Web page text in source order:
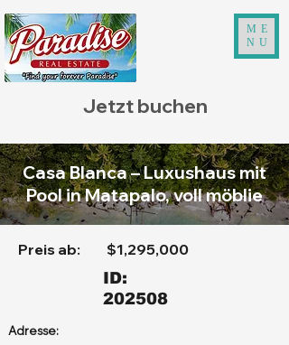
ME
NU
Jetzt buchen
Casa Blanca – Luxushaus mit
Pool in Matapalo, voll möblie
Preis ab:
$1,295,000
ID:
202508
Adresse: